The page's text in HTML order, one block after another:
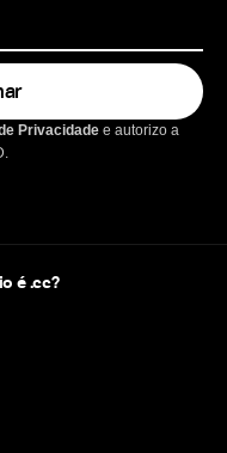
Privacidade e autorizo a
é .cc?